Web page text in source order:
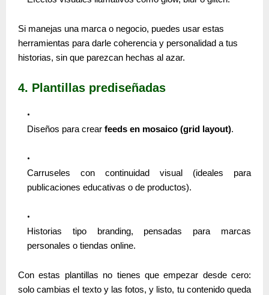
Si manejas una marca o negocio, puedes usar estas
herramientas para darle coherencia y personalidad a tus
historias, sin que parezcan hechas al azar.
4. Plantillas prediseñadas
Diseños para crear feeds en mosaico (grid layout).
Carruseles con continuidad visual (ideales para
publicaciones educativas o de productos).
Historias tipo branding, pensadas para marcas
personales o tiendas online.
Con estas plantillas no tienes que empezar desde cero:
solo cambias el texto y las fotos, y listo, tu contenido queda